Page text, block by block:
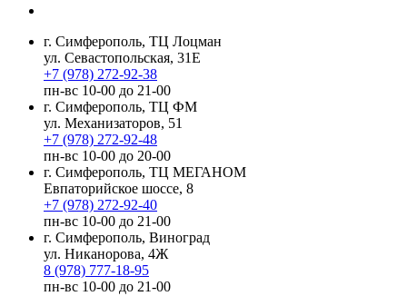
г. Симферополь, ТЦ Лоцман
ул. Севастопольская, 31Е
+7 (978) 272-92-38
пн-вс 10-00 до 21-00
г. Симферополь, ТЦ ФМ
ул. Механизаторов, 51
+7 (978) 272-92-48
пн-вс 10-00 до 20-00
г. Симферополь, ТЦ МЕГАНОМ
Евпаторийское шоссе, 8
+7 (978) 272-92-40
пн-вс 10-00 до 21-00
г. Симферополь, Виноград
ул. Никанорова, 4Ж
8 (978) 777-18-95
пн-вс 10-00 до 21-00